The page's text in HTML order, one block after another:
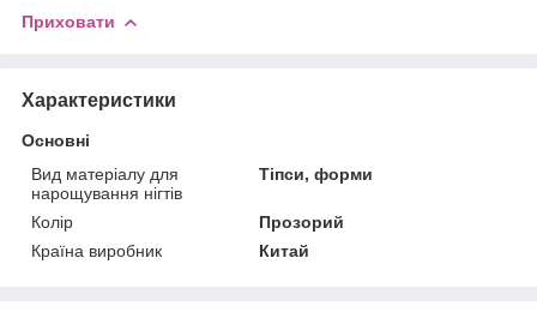
Приховати
Характеристики
Основні
Вид матеріалу для
нарощування нігтів
Тіпси, форми
Колір
Прозорий
Країна виробник
Китай